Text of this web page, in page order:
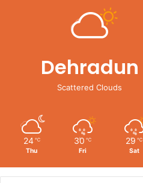
Dehradun
Scattered Clouds
24 ℃
Thu
30 ℃
Fri
29 ℃
Sat